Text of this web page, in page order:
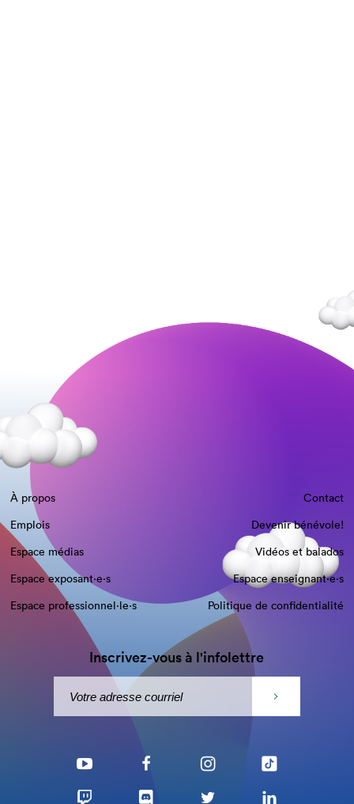
À propos
Contact
Emplois
Devenir bénévole!
Espace médias
Vidéos et balados
Espace exposant·e⋅s
Espace enseignant·e⋅s
Espace professionnel·le⋅s
Politique de confidentialité
Inscrivez-vous à l'infolettre